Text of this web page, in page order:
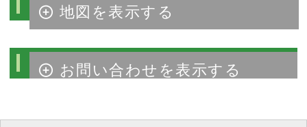
物件周辺マップ
物件のお問い合わせ